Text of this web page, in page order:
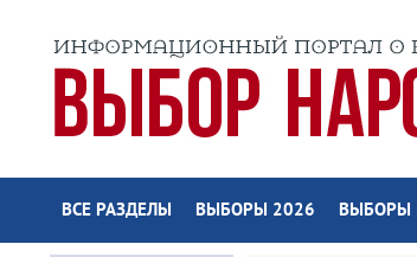
ВСЕ РАЗДЕЛЫ ВЫБОРЫ 2026 ВЫБОРЫ